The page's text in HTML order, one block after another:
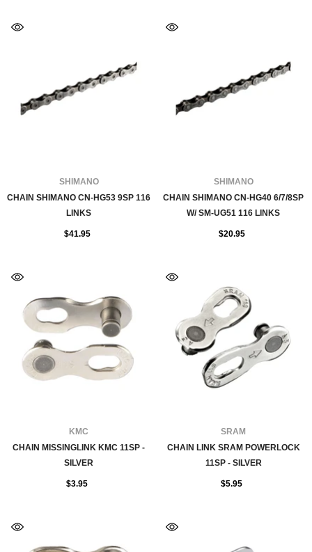
FOURNISSEUR:SHIMANO
CHAIN SHIMANO CN-HG53 9SP 116
LINKS
$41.95
FOURNISSEUR:SHIMANO
CHAIN SHIMANO CN-HG40 6/7/8SP
W/ SM-UG51 116 LINKS
$20.95
FOURNISSEUR:KMC
CHAIN MISSINGLINK KMC 11SP -
SILVER
$3.95
FOURNISSEUR:SRAM
CHAIN LINK SRAM POWERLOCK
11SP - SILVER
$5.95